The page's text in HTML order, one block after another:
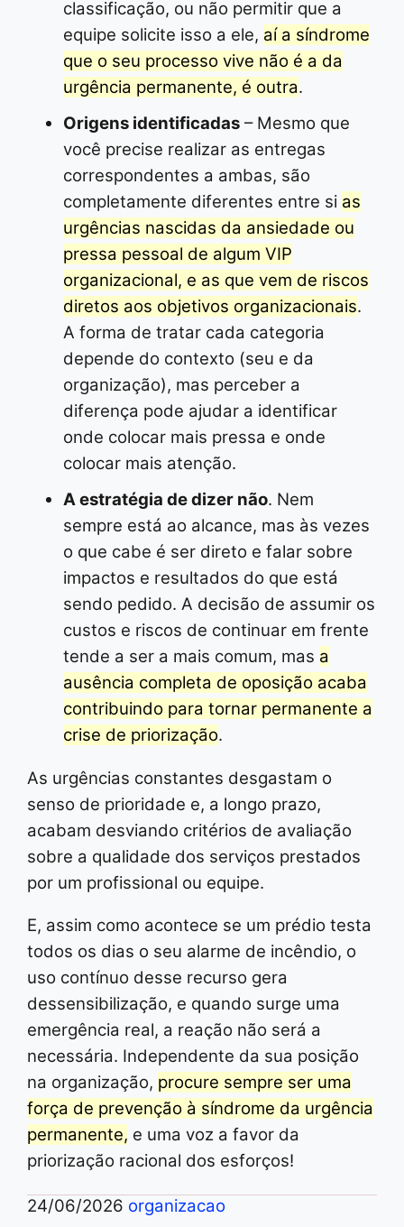
classificação, ou não permitir que a
equipe solicite isso a ele, aí a síndrome
que o seu processo vive não é a da
urgência permanente, é outra.
Origens identificadas– Mesmo que
você precise realizar as entregas
correspondentes a ambas, são
completamente diferentes entre si as
urgências nascidas da ansiedade ou
pressa pessoal de algum VIP
organizacional, e as que vem de riscos
diretos aos objetivos organizacionais.
A forma de tratar cada categoria
depende do contexto (seu e da
organização), mas perceber a
diferença pode ajudar a identificar
onde colocar mais pressa e onde
colocar mais atenção.
A estratégia de dizer não. Nem
sempre está ao alcance, mas às vezes
o que cabe é ser direto e falar sobre
impactos e resultados do que está
sendo pedido. A decisão de assumir os
custos e riscos de continuar em frente
tende a ser a mais comum, mas a
ausência completa de oposição acaba
contribuindo para tornar permanente a
crise de priorização.
As urgências constantes desgastam o
senso de prioridade e, a longo prazo,
acabam desviando critérios de avaliação
sobre a qualidade dos serviços prestados
por um profissional ou equipe.
E, assim como acontece se um prédio testa
todos os dias o seu alarme de incêndio, o
uso contínuo desse recurso gera
dessensibilização, e quando surge uma
emergência real, a reação não será a
necessária. Independente da sua posição
na organização, procure sempre ser uma
força de prevenção à síndrome da urgência
permanente, e uma voz a favor da
priorização racional dos esforços!
24/06/2026 organizacao